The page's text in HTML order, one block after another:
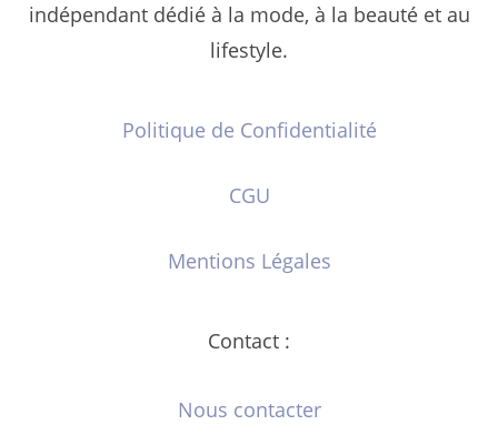
indépendant dédié à la mode, à la beauté et au
lifestyle.
Politique de Confidentialité
CGU
Mentions Légales
Contact :
Nous contacter